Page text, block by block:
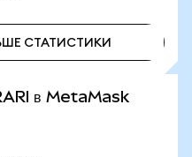
СТАТИСТИКИ
в MetaMask